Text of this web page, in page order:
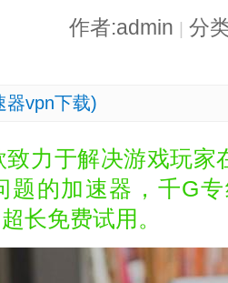
作者:admin 分
器vpn下载)
致力于解决游戏玩家
题的加速器，千G
长免费试用。